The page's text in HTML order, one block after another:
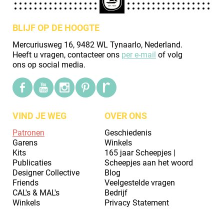
BLIJF OP DE HOOGTE
Mercuriusweg 16, 9482 WL Tynaarlo, Nederland.
Heeft u vragen, contacteer ons per e-mail of volg
ons op social media.
VIND JE WEG
Patronen
Garens
Kits
Publicaties
Designer Collective
Friends
CAL's & MAL's
Winkels
OVER ONS
Geschiedenis
Winkels
165 jaar Scheepjes |
Scheepjes aan het woord
Blog
Veelgestelde vragen
Bedrijf
Privacy Statement